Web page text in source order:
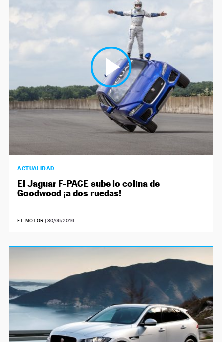
ACTUALIDAD
El Jaguar F-PACE sube lo colina de
Goodwood ¡a dos ruedas!
EL MOTOR |30/06/2016